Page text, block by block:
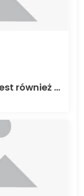
BUM! Studios twierdzi, że jest również wydaniem mediów freelancer